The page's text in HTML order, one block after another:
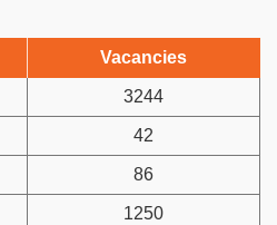
Vacancies
3244
42
86
1250